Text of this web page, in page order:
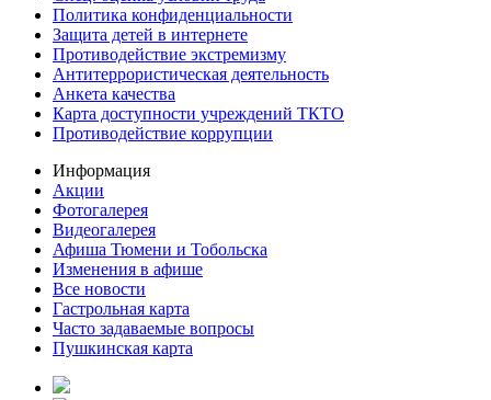
Политика конфиденциальности
Защита детей в интернете
Противодействие экстремизму
Антитеррористическая деятельность
Анкета качества
Карта доступности учреждений ТКТО
Противодействие коррупции
Информация
Акции
Фотогалерея
Видеогалерея
Афиша Тюмени и Тобольска
Изменения в афише
Все новости
Гастрольная карта
Часто задаваемые вопросы
Пушкинская карта